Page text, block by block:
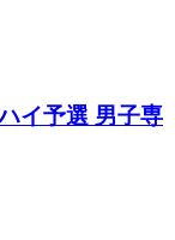
イ予選 男子専